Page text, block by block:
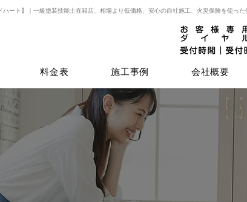
ート】｜一級塗装技能士在籍店、相場より低価格、安心の自社施工、火災保険を使っ
料金表 施工事例 会社概要